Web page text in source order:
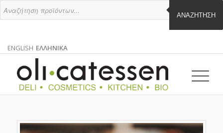
ΑΝΑΖΉΤΗΣΗ
ENGLISH
ΑΓΓΛΙΚΑ
ΕΛΛΗΝΙΚΑ
ΕΛΛΗΝΙΚΑ
EL